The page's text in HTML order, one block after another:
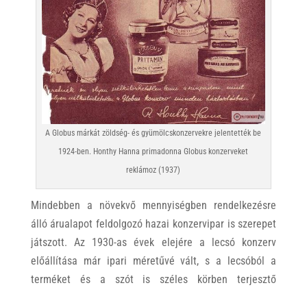
A Globus márkát zöldség- és gyümölcskonzervekre jelentették be
1924-ben. Honthy Hanna primadonna Globus konzerveket
reklámoz (1937)
Mindebben a növekvő mennyiségben rendelkezésre
álló árualapot feldolgozó hazai konzervipar is szerepet
játszott. Az 1930-as évek elejére a lecsó konzerv
előállítása már ipari méretűvé vált, s a lecsóból a
terméket és a szót is széles körben terjesztő